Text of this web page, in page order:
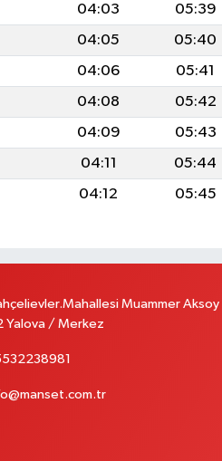
04:03 05:39
04:05 05:40
04:06 05:41
04:08 05:42
04:09 05:43
04:11 05:44
04:12 05:45
Muammer Aksoy
Yalova / Merkez